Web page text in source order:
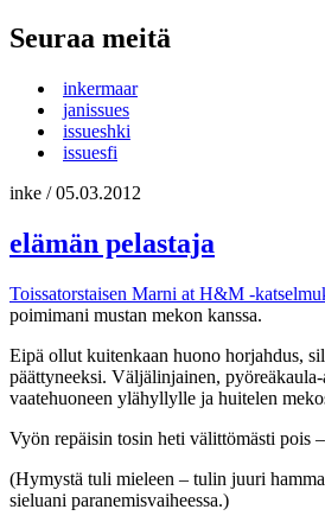
Seuraa meitä
inkermaar
janissues
issueshki
issuesfi
inke /05.03.2012
elämän pelastaja
Toissatorstaisen Marni at H&M -
poimimani mustan mekon kanssa.
Eipä ollut kuitenkaan huono horjahdus,
päättyneeksi. Väljälinjainen,
vaatehuoneen ylähyllylle ja huitelen
Vyön repäisin tosin heti välittömästi pois
(Hymystä tuli mieleen – tulin juuri
sieluani paranemisvaiheessa.)